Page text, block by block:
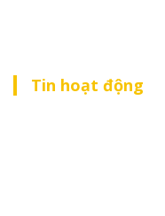
Tin hoạt động